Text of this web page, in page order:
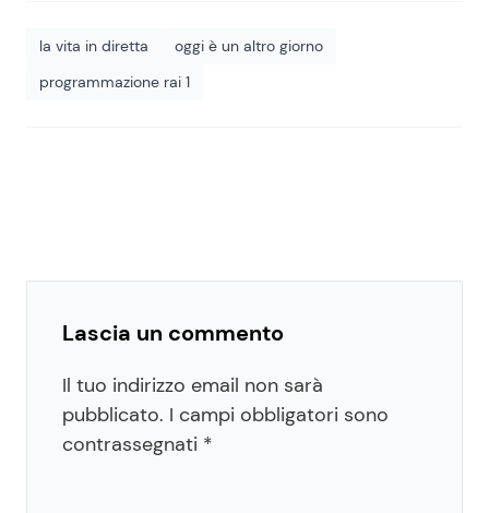
la vita in diretta
oggi è un altro giorno
programmazione rai 1
Lascia un commento
Il tuo indirizzo email non sarà
pubblicato. I campi obbligatori sono
contrassegnati *